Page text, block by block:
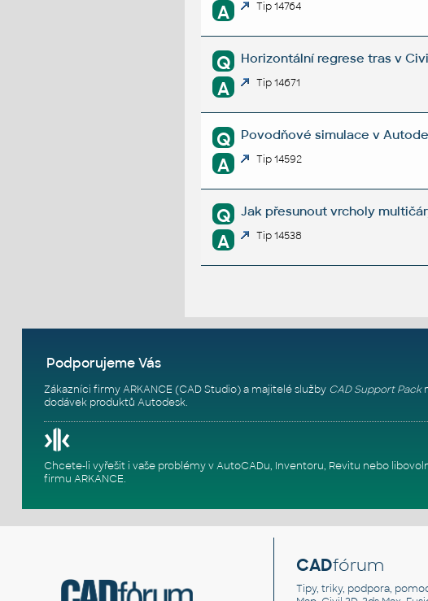
A Tip 14764
Q Horizontální regrese tras v
A Tip 14671
Q Povodňové simulace v
A Tip 14592
Q Jak přesunout vrcholy
A Tip 14538
Podporujeme Vás
Zákazníci firmy ARKANCE (CAD Studio) a majitelé služby CAD Support Pack
dodávek produktů Autodesk.
Chcete-li vyřešit i vaše problémy v AutoCADu, Inventoru, Revitu nebo
firmu ARKANCE.
CADfórum
Tipy, triky, podpora,